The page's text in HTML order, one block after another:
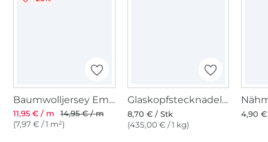
Baumwolljersey Emma, helloliv
11,95 € / m
14,95 € / m
(7,97 € / 1 m²)
Glaskopfstecknadeln bunt
8,70 € / Stk
(435,00 € / 1 kg)
4,90